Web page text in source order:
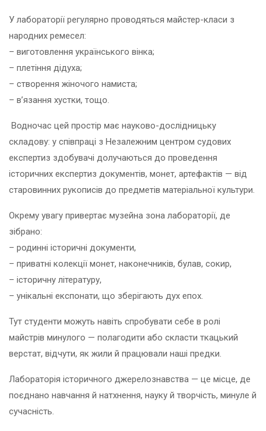
У лабораторії регулярно проводяться майстер-класи з
народних ремесел:
– виготовлення українського вінка;
– плетіння дідуха;
– створення жіночого намиста;
– в’язання хустки, тощо.
Водночас цей простір має науково-дослідницьку
складову: у співпраці з Незалежним центром судових
експертиз здобувачі долучаються до проведення
історичних експертиз документів, монет, артефактів — від
старовинних рукописів до предметів матеріальної культури.
Окрему увагу привертає музейна зона лабораторії, де
зібрано:
– родинні історичні документи,
– приватні колекції монет, наконечників, булав, сокир,
– історичну літературу,
– унікальні експонати, що зберігають дух епох.
Тут студенти можуть навіть спробувати себе в ролі
майстрів минулого — полагодити або скласти ткацький
верстат, відчути, як жили й працювали наші предки.
Лабораторія історичного джерелознавства — це місце, де
поєднано навчання й натхнення, науку й творчість, минуле й
сучасність.